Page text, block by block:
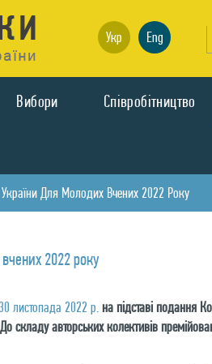
Укр Eng
Вибори Спiвробiтництво
України Для Молодих Вчених 2022 Року
2022 року
листопада 2022 р. на підставі подання
авторських колективів